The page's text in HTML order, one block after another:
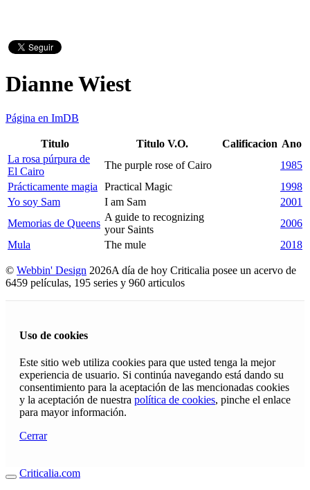
Dianne Wiest
Página en ImDB
Titulo Titulo V.O. Calificacion Ano
La rosa púrpura de
El Cairo
The purple rose of Cairo
1985
Prácticamente magia
Practical Magic
1998
Yo soy Sam
I am Sam
2001
Memorias de Queens
A guide to recognizing
your Saints
2006
Mula
The mule 2018
© Webbin' Design 2026A día de hoy Criticalia posee un acervo de
6459 películas, 195 series y 960 articulos
Uso de cookies
Este sitio web utiliza cookies para que usted tenga la mejor
experiencia de usuario. Si continúa navegando está dando su
consentimiento para la aceptación de las mencionadas cookies
y la aceptación de nuestra política de cookies, pinche el enlace
para mayor información.
Cerrar
Criticalia.com